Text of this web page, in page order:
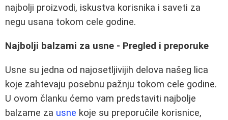
najbolji proizvodi, iskustva korisnika i saveti za
negu usana tokom cele godine.
Najbolji balzami za usne - Pregled i preporuke
Usne su jedna od najosetljivijih delova našeg lica
koje zahtevaju posebnu pažnju tokom cele godine.
U ovom članku ćemo vam predstaviti najbolje
balzame za usne koje su preporučile korisnice,